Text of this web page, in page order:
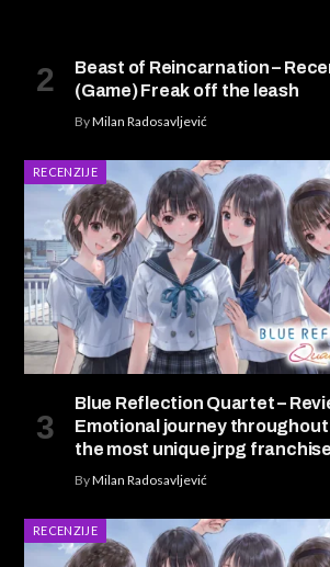
Beast of Reincarnation –
(Game) Freak off the leash
ByMilan Radosavljević
RECENZIJE
Blue Reflection Quartet –
Emotional journey throughout
the most unique jrpg
ByMilan Radosavljević
RECENZIJE